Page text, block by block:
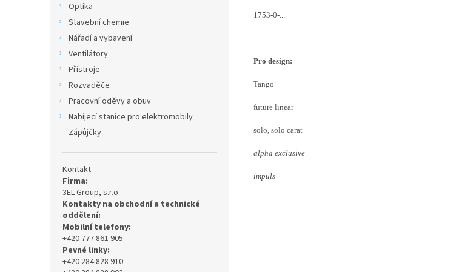
Optika
Stavební chemie
Nářadí a vybavení
Ventilátory
Přístroje
Rozvaděče
Pracovní oděvy a obuv
Nabíjecí stanice pro elektromobily
Zápůjčky
Kontakt
Firma:
3EL Group, s.r.o.
Kontakty na obchodní a technické
oddělení:
Mobilní telefony:
+420 777 861 905
Pevné linky:
+420 284 828 910
1753-0-...
Pro design:
Tango
future linear
solo, solo carat
alpha exclusive
impuls